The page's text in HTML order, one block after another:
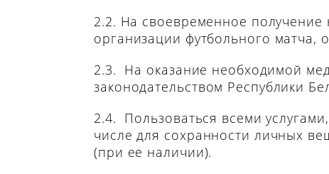
2.2. На своевременное
организации футбольного матча,
2.3. На оказание необходимой
законодательством Республики
2.4. Пользоваться всеми
числе для сохранности личных
(при ее наличии).